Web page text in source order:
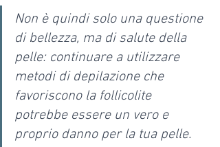
Non è quindi solo una questione
di bellezza, ma di salute della
pelle: continuare a utilizzare
metodi di depilazione che
favoriscono la follicolite
potrebbe essere un vero e
proprio danno per la tua pelle.